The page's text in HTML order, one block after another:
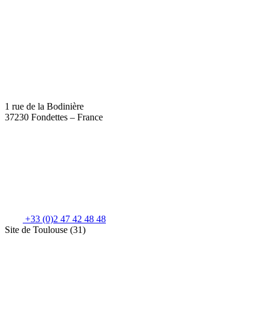
1 rue de la Bodinière
37230 Fondettes – France
+33 (0)2 47 42 48 48
Site de Toulouse (31)